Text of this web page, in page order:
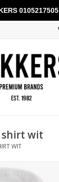
shirt wit
WIT
0105217505